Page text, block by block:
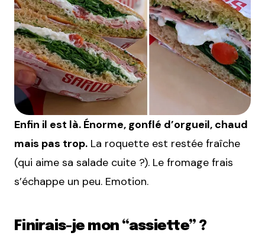
Enfin il est là. Énorme, gonflé d’orgueil, chaud
mais pas trop. La roquette est restée fraîche
(qui aime sa salade cuite ?). Le fromage frais
s’échappe un peu. Emotion.
Finirais-je mon “assiette” ?